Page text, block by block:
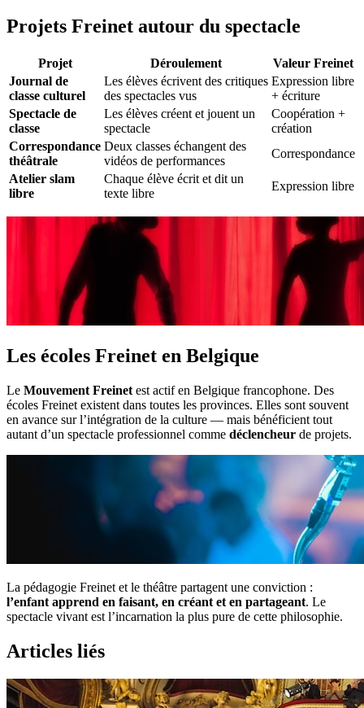
Projets Freinet autour du spectacle
Projet Déroulement
Valeur Freinet
Journal de
classe culturel
Les élèves écrivent des critiques
des spectacles vus
Expression libre
+ écriture
Spectacle de
classe
Les élèves créent et jouent un
spectacle
Coopération +
création
Correspondance
théâtrale
Deux classes échangent des
vidéos de performances
Correspondance
Atelier slam
libre
Chaque élève écrit et dit un
texte libre
Expression libre
Les écoles Freinet en Belgique
Le Mouvement Freinet est actif en Belgique francophone. Des
écoles Freinet existent dans toutes les provinces. Elles sont souvent
en avance sur l’intégration de la culture — mais bénéficient tout
autant d’un spectacle professionnel comme déclencheur de projets.
La pédagogie Freinet et le théâtre partagent une conviction :
l’enfant apprend en faisant, en créant et en partageant. Le
spectacle vivant est l’incarnation la plus pure de cette philosophie.
Articles liés